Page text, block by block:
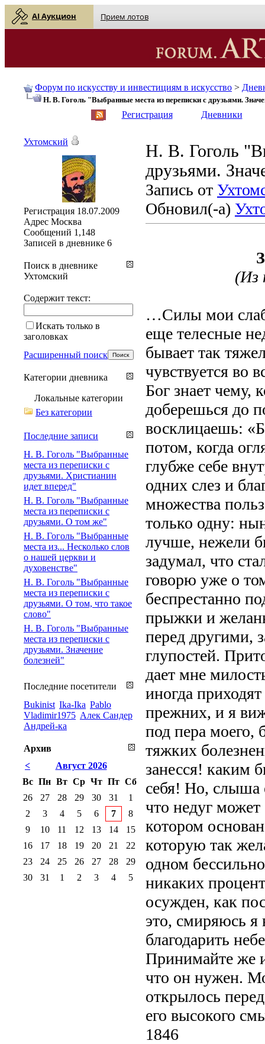
AI Аукцион Прием лотов
Форум по искусству и инвестициям в искусство >
Н. В. Гоголь "Выбранные места из переписки с друзьями.
Регистрация Дневники
Н. В. Гоголь
друзьями.
Запись от
Обновил(-а)
(Из
…Силы мои
еще телесные
бывает так
чувствуется во
Бог знает чему,
доберешься до
восклицаешь:
потом, когда
глубже себе
одних слез и
множества
только одну:
лучше, нежели
задумал, что
говорю уже о
беспрестанно
прыжки и
перед другими,
глупостей.
дает мне
иногда
прежних, и я
под пера моего,
тяжких
занесся! каким
себя! Но, слыша
что недуг может
котором
которую так
одном
никаких
осужден, как
это, смиряюсь я
благодарить
Принимайте же
что он нужен.
открылось
его высокого
1846
Ухтомский
Регистрация 18.07.2009
Адрес Москва
Сообщений 1,148
Записей в дневнике 6
Поиск в дневнике
Ухтомский
Содержит текст:
Искать только в
заголовках
Расширенный поиск
Категории дневника
Локальные категории
Без категории
Последние записи
Н. В. Гоголь "Выбранные
места из переписки с
друзьями. Христианин
идет вперед"
Н. В. Гоголь "Выбранные
места из переписки с
друзьями. О том же"
Н. В. Гоголь "Выбранные
места из... Несколько слов
о нашей церкви и
духовенстве"
Н. В. Гоголь "Выбранные
места из переписки с
друзьями. О том, что такое
слово"
Н. В. Гоголь "Выбранные
места из переписки с
друзьями. Значение
болезней"
Последние посетители
Bukinist Ika-Ika Pablo
Vladimir1975 Алек Сандер
Андрей-ка
Архив
<
Август 2026
Вс Пн Вт Ср Чт Пт Сб
26
27 28 29 30 31
1
2
3 4 5 6 7
8
9
10 11 12 13 14
15
16
17 18 19 20 21
22
23
24 25 26 27 28
29
30
31 1 2 3 4 5